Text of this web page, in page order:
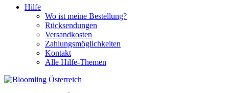
Hilfe
Wo ist meine Bestellung?
Rücksendungen
Versandkosten
Zahlungsmöglichkeiten
Kontakt
Alle Hilfe-Themen